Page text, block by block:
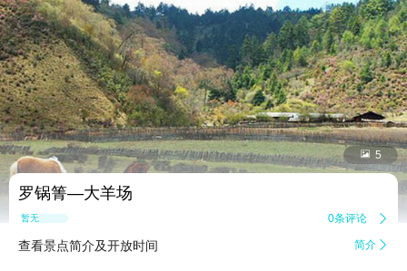
 5
罗锅箐―大羊场
暂无点评 0条评论 
查看景点简介及开放时间 简介 
